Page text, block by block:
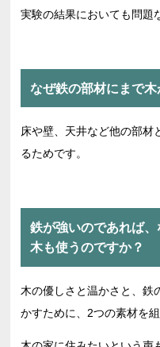
実験の結果においても問題
なぜ鉄の部材にまで
床や壁、天井など他の部材
るためです。
鉄が強いのであれば、
木も使うのですか？
木の優しさと温かさと、鉄
かすために、2つの素材を